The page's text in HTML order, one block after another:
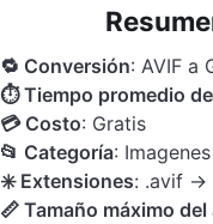
🔁 Conversión: AVIF a
⏱ Tiempo promedio
💳 Costo: Gratis
📂 Categoría: Imagenes
✳️ Extensiones: .avif →
📏 Tamaño máximo